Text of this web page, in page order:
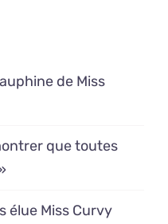
de Miss
que toutes
élue Miss Curvy